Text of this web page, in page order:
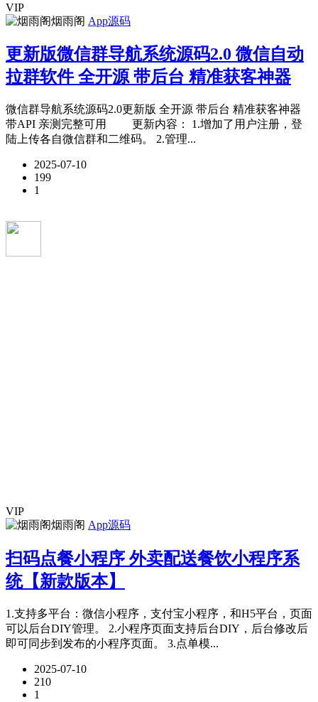
VIP
烟雨阁 App源码
更新版微信群导航系统源码2.0 微信自动
拉群软件 全开源 带后台 精准获客神器
微信群导航系统源码2.0更新版 全开源 带后台 精准获客神器
带API 亲测完整可用 更新内容： 1.增加了用户注册，登
陆上传各自微信群和二维码。 2.管理...
2025-07-10
199
1
VIP
烟雨阁 App源码
扫码点餐小程序 外卖配送餐饮小程序系
统【新款版本】
1.支持多平台：微信小程序，支付宝小程序，和H5平台，页面
可以后台DIY管理。 2.小程序页面支持后台DIY，后台修改后
即可同步到发布的小程序页面。 3.点单模...
2025-07-10
210
1